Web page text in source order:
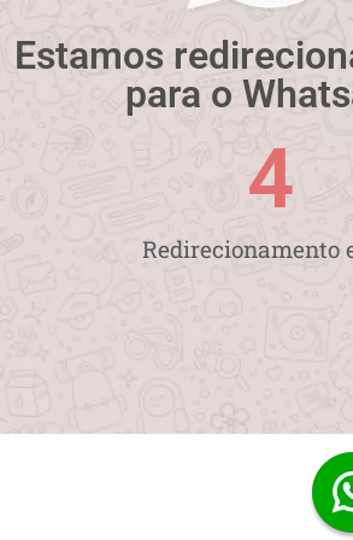
Estamos
para o
Redirecionamento
4